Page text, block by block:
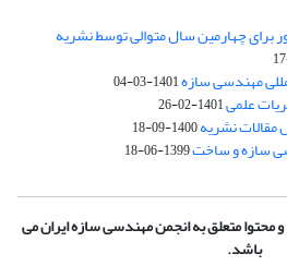
چهارمین سال متوالی توسط نشریه
مهندسی سازه1401-03-04
علمی1401-02-26
نشریه1400-09-18
1399-06-18
محتوا متعلق به انجمن مهندسی سازه ایران می
باشد.